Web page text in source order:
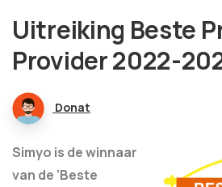
Uitreiking Beste
Provider 2022-
Donat
Simyo is de winnaar
van de ‘Beste